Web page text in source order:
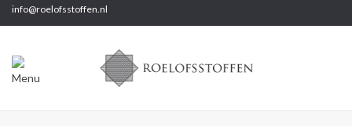
info@roelofsstoffen.nl
Sortiment